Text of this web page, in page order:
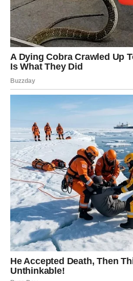
JARAC
Nosite mnogo odgovornosti i
vam je teško.
Ali univerzum vidi svaki vaš
vašu ustrajnost.
Istina koju trebate čuti
Ne morate sve zaslužiti kroz
VODOLIJA
Često se osjećate drugačije od
Upravo ta posebnost uskoro će
prednost.
Istina koju trebate čuti